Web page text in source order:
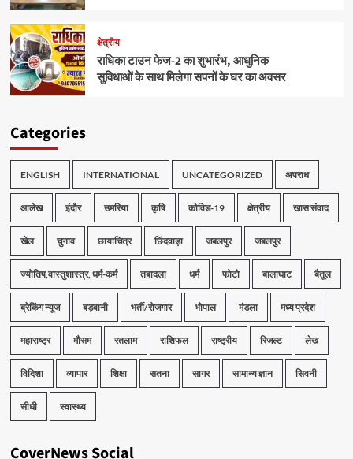
क्षेत्रीय
राधिका टाउन फेज-2 का शुभारंभ, आधुनिक
सुविधाओं के साथ मिलेगा सपनों के घर का अवसर
Categories
ENGLISH INTERNATIONAL UNCATEGORIZED अपराध
आलेख इंदौर उमरिया कृषि कोविड-19 क्षेत्रीय खास संवाद
खेल चुनाव छायाचित्र छिंदवाड़ा जबलपुर जबलपुर
ज्योतिष,वास्तुशास्त्र, धर्म-कर्म तबादला धर्म फोटो बालाघाट बैतूल
ब्रेकिंग न्यूज बड़वानी भर्ती/रोजगार भोपाल मंडला मध्य प्रदेश
महाराष्ट्र मौसम रतलाम राशिफल राष्ट्रीय रिजल्ट लेख
विदिशा व्यापार शिक्षा सतना सागर सामान्य ज्ञान सिवनी
सीधी स्वास्थ्य
CoverNews Social